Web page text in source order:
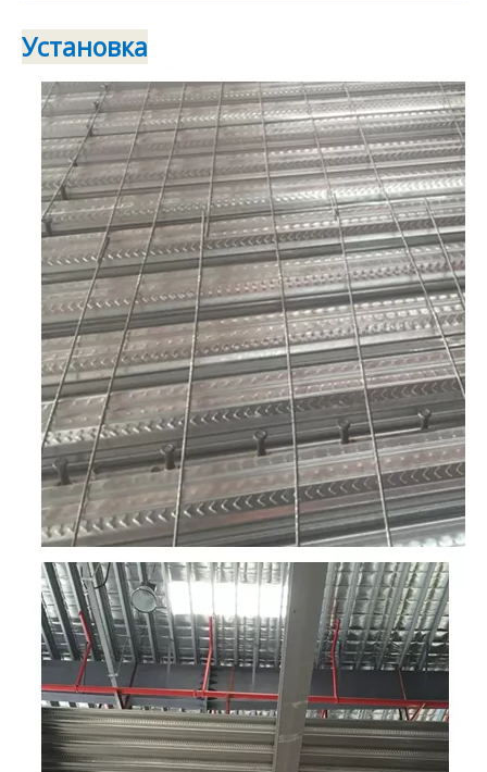
Установка